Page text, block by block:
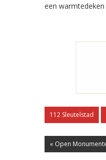
een
112 Sleutelstad
« Open